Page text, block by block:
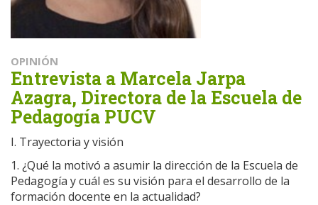
OPINIÓN
Entrevista a Marcela Jarpa
Azagra, Directora de la Escuela de
Pedagogía PUCV
I. Trayectoria y visión
1. ¿Qué la motivó a asumir la dirección de la Escuela de
Pedagogía y cuál es su visión para el desarrollo de la
formación docente en la actualidad?